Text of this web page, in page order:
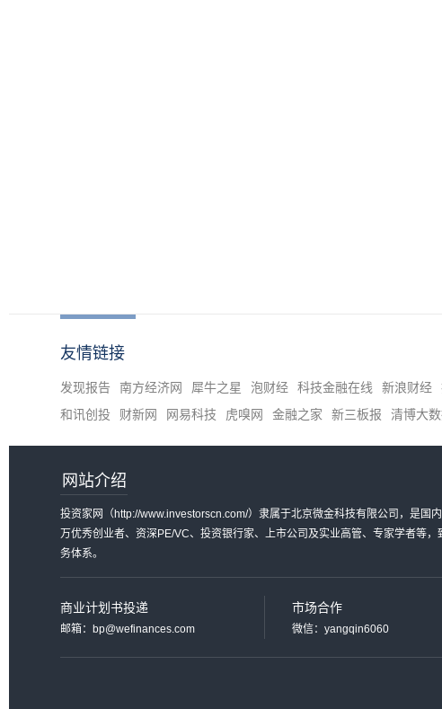
友情链接
发现报告 南方经济网 犀牛之星 泡财经 科技金融在线 新浪财经
和讯创投
财新网 网易科技 虎嗅网 金融之家 新三板报 清博大
网站介绍
投资家网（http://www.investorscn.com/）隶属于北京微金科技有限公司，是国
万优秀创业者、资深PE/VC、投资银行家、上市公司及实业高管、专家学者等
务体系。
商业计划书投递
邮箱：bp@wefinances.com
市场合作
微信：yangqin6060